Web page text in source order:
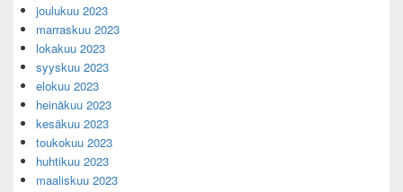
joulukuu 2023
marraskuu 2023
lokakuu 2023
syyskuu 2023
elokuu 2023
heinäkuu 2023
kesäkuu 2023
toukokuu 2023
huhtikuu 2023
maaliskuu 2023